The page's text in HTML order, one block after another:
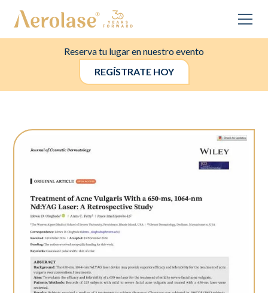
Reserva tu lugar en nuestro evento
REGÍSTRATE HOY